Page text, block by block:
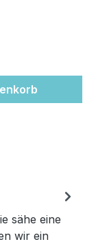
sähe eine
wir ein